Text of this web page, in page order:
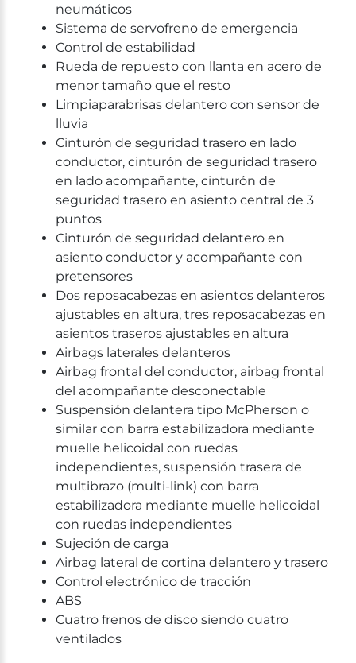
neumáticos
Sistema de servofreno de emergencia
Control de estabilidad
Rueda de repuesto con llanta en acero de
menor tamaño que el resto
Limpiaparabrisas delantero con sensor de
lluvia
Cinturón de seguridad trasero en lado
conductor, cinturón de seguridad trasero
en lado acompañante, cinturón de
seguridad trasero en asiento central de 3
puntos
Cinturón de seguridad delantero en
asiento conductor y acompañante con
pretensores
Dos reposacabezas en asientos delanteros
ajustables en altura, tres reposacabezas en
asientos traseros ajustables en altura
Airbags laterales delanteros
Airbag frontal del conductor, airbag frontal
del acompañante desconectable
Suspensión delantera tipo McPherson o
similar con barra estabilizadora mediante
muelle helicoidal con ruedas
independientes, suspensión trasera de
multibrazo (multi-link) con barra
estabilizadora mediante muelle helicoidal
con ruedas independientes
Sujeción de carga
Airbag lateral de cortina delantero y trasero
Control electrónico de tracción
ABS
Cuatro frenos de disco siendo cuatro
ventilados